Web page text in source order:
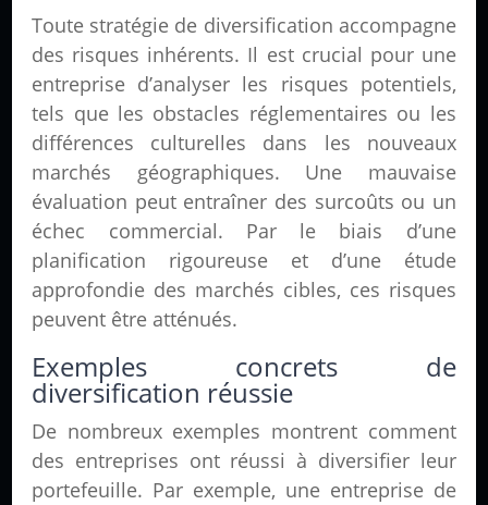
Toute stratégie de diversification accompagne
des risques inhérents. Il est crucial pour une
entreprise d’analyser les risques potentiels,
tels que les obstacles réglementaires ou les
différences culturelles dans les nouveaux
marchés géographiques. Une mauvaise
évaluation peut entraîner des surcoûts ou un
échec commercial. Par le biais d’une
planification rigoureuse et d’une étude
approfondie des marchés cibles, ces risques
peuvent être atténués.
Exemples concrets de
diversification réussie
De nombreux exemples montrent comment
des entreprises ont réussi à diversifier leur
portefeuille. Par exemple, une entreprise de